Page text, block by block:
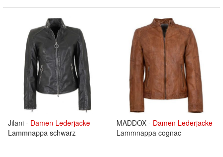
Jilani - Damen Lederjacke
Lammnappa schwarz
MADDOX - Damen Lederjacke
Lammnappa cognac